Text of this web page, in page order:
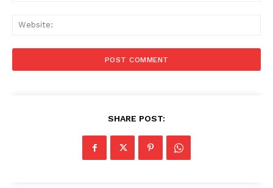
SHARE POST: